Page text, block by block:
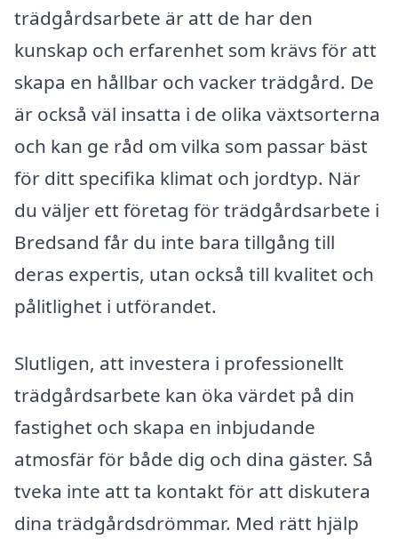
trädgårdsarbete är att de har den
kunskap och erfarenhet som krävs för att
skapa en hållbar och vacker trädgård. De
är också väl insatta i de olika växtsorterna
och kan ge råd om vilka som passar bäst
för ditt specifika klimat och jordtyp. När
du väljer ett företag för trädgårdsarbete i
Bredsand får du inte bara tillgång till
deras expertis, utan också till kvalitet och
pålitlighet i utförandet.
Slutligen, att investera i professionellt
trädgårdsarbete kan öka värdet på din
fastighet och skapa en inbjudande
atmosfär för både dig och dina gäster. Så
tveka inte att ta kontakt för att diskutera
dina trädgårdsdrömmar. Med rätt hjälp